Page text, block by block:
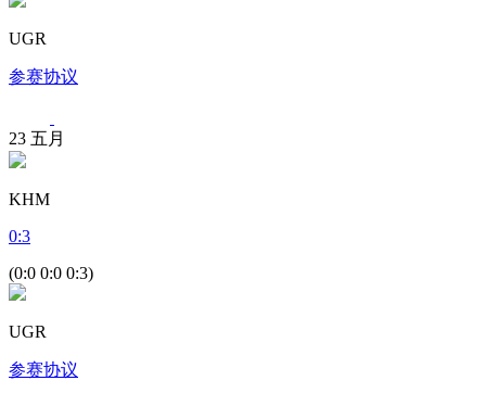
UGR
参赛协议
23 五月
KHM
0:3
(0:0 0:0 0:3)
UGR
参赛协议